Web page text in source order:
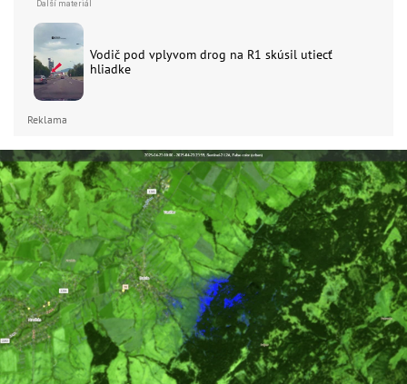
Vodič pod vplyvom drog na R1 skúsil utiecť
hliadke
Reklama